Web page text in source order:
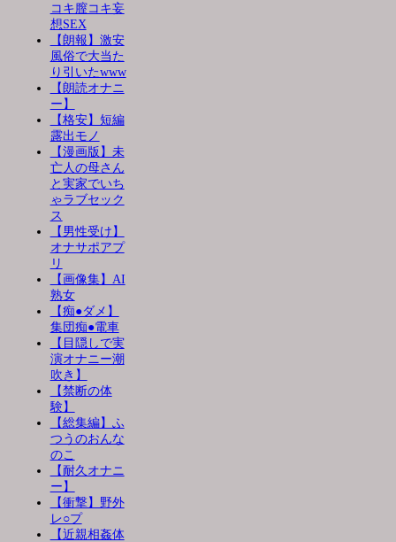
コキ膣コキ妄
想SEX
【朗報】激安
風俗で大当た
り引いたwww
【朗読オナニ
ー】
【格安】短編
露出モノ
【漫画版】未
亡人の母さん
と実家でいち
ゃラブセック
ス
【男性受け】
オナサポアプ
リ
【画像集】AI
熟女
【痴●ダメ】
集団痴●電車
【目隠しで実
演オナニー潮
吹き】
【禁断の体
験】
【総集編】ふ
つうのおんな
のこ
【耐久オナニ
ー】
【衝撃】野外
レ○プ
【近親相姦体